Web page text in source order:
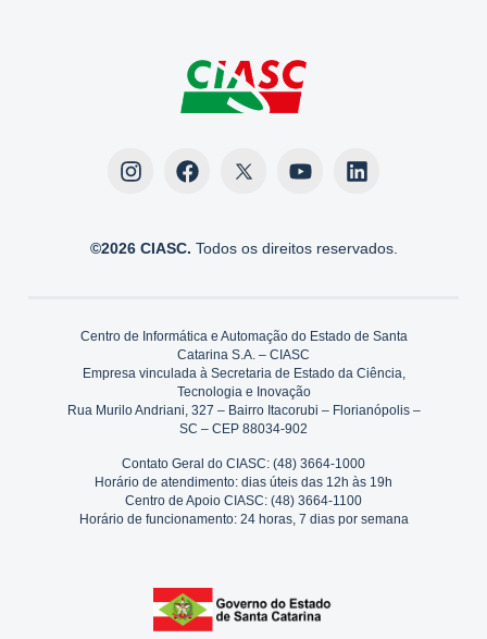
©2026 CIASC. Todos os direitos reservados.
Centro de Informática e Automação do Estado de Santa
Catarina S.A. – CIASC
Empresa vinculada à Secretaria de Estado da Ciência,
Tecnologia e Inovação
Rua Murilo Andriani, 327 – Bairro Itacorubi – Florianópolis –
SC – CEP 88034-902
Contato Geral do CIASC: (48) 3664-1000
Horário de atendimento: dias úteis das 12h às 19h
Centro de Apoio CIASC: (48) 3664-1100
Horário de funcionamento: 24 horas, 7 dias por semana